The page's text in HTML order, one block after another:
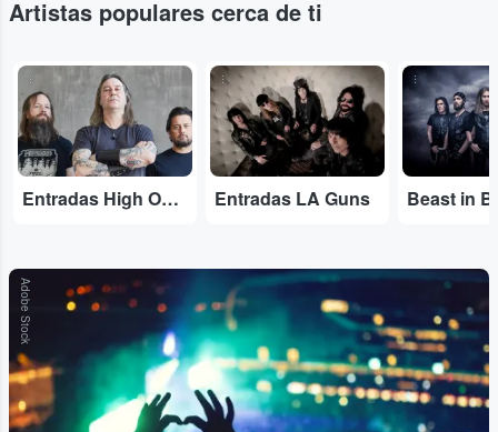
Artistas populares cerca de ti
...
Entradas High On Fire
...
Entradas LA Guns
...
Beast in
Adobe Stock